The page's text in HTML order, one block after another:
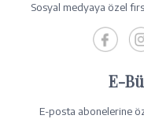
Sosyal medyaya özel
E-
E-posta abonelerine